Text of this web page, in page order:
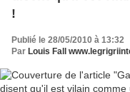
!
Publié le 28/05/2010 à 13:32
Par Louis Fall